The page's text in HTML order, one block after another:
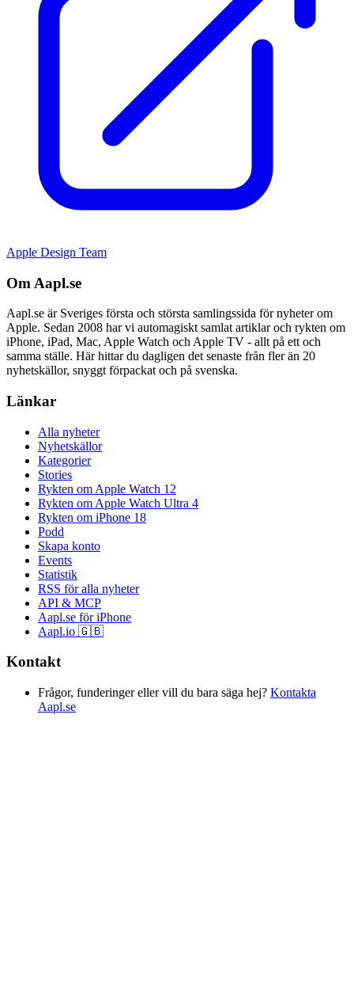
Apple Design Team
Om Aapl.se
Aapl.se är Sveriges första och största samlingssida för nyheter om
Apple. Sedan 2008 har vi automagiskt samlat artiklar och rykten om
iPhone, iPad, Mac, Apple Watch och Apple TV - allt på ett och
samma ställe. Här hittar du dagligen det senaste från fler än 20
nyhetskällor, snyggt förpackat och på svenska.
Länkar
Alla nyheter
Nyhetskällor
Kategorier
Stories
Rykten om Apple Watch 12
Rykten om Apple Watch Ultra 4
Rykten om iPhone 18
Podd
Skapa konto
Events
Statistik
RSS för alla nyheter
API & MCP
Aapl.se för iPhone
Aapl.io 🇬🇧
Kontakt
Frågor, funderinger eller vill du bara säga hej? Kontakta
Aapl.se